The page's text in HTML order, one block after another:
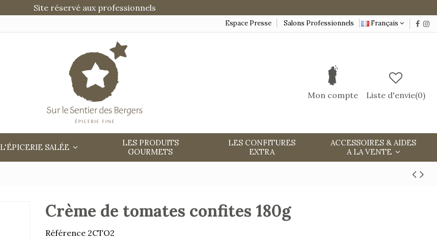
Site réservé aux professionnels
Espace Presse Salons Professionnels Français
Mon compte Liste d'envie(0)
L'ÉPICERIE SALÉE
LES PRODUITS
GOURMETS
LES CONFITURES
EXTRA
ACCESSOIRES & AIDES
A LA VENTE
Crème de tomates confites 180g
Référence 2CTO2